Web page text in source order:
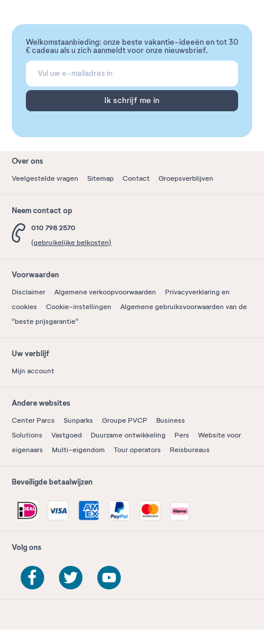
Welkomstaanbieding: onze beste vakantie-ideeën en tot 30
€ cadeau als u zich aanmeldt voor onze nieuwsbrief.
Ik schrijf me in
Over ons
Veelgestelde vragen Sitemap Contact Groepsverblijven
Neem contact op
010 798 2570
(gebruikelijke belkosten)
Voorwaarden
Disclaimer Algemene verkoopvoorwaarden
Privacyverklaring en
cookies
Cookie-instellingen
Algemene gebruiksvoorwaarden van de
"beste prijsgarantie"
Uw verblijf
Mijn account
Andere websites
Center Parcs Sunparks Groupe PVCP
Business
Solutions
Vastgoed Duurzame ontwikkeling Pers
Website voor
eigenaars
Multi-eigendom Tour operators Reisbureaus
Beveiligde betaalwijzen
Volg ons